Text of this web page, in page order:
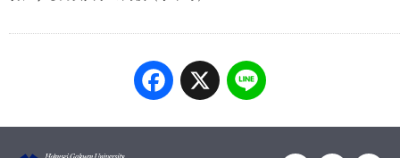
Facebook
X